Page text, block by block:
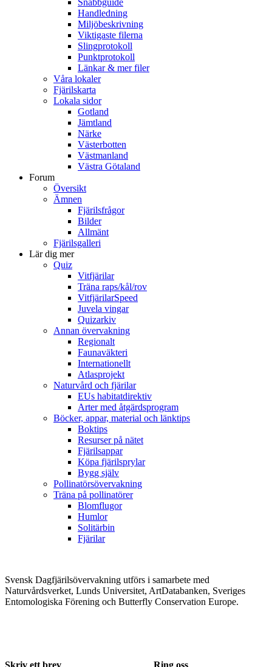
Handledning
Miljöbeskrivning
Viktigaste filerna
Slingprotokoll
Punktprotokoll
Länkar & mer filer
Våra lokaler
Fjärilskarta
Lokala sidor
Gotland
Jämtland
Närke
Västerbotten
Västmanland
Västra Götaland
Forum
Översikt
Ämnen
Fjärilsfrågor
Bilder
Allmänt
Fjärilsgalleri
Lär dig mer
Quiz
Vitfjärilar
Träna raps/kål/rov
VitfjärilarSpeed
Juvela vingar
Quizarkiv
Annan övervakning
Regionalt
Faunaväkteri
Internationellt
Atlasprojekt
Naturvård och fjärilar
EUs habitatdirektiv
Arter med åtgärdsprogram
Böcker, appar, material och länktips
Boktips
Resurser på nätet
Fjärilsappar
Köpa fjärilsprylar
Bygg själv
Pollinatörsövervakning
Träna på pollinatörer
Blomflugor
Humlor
Solitärbin
Fjärilar
Svensk Dagfjärilsövervakning utförs i samarbete med
Naturvårdsverket, Lunds Universitet, ArtDatabanken, Sveriges
Entomologiska Förening och Butterfly Conservation Europe.
Skriv ett brev Ring oss